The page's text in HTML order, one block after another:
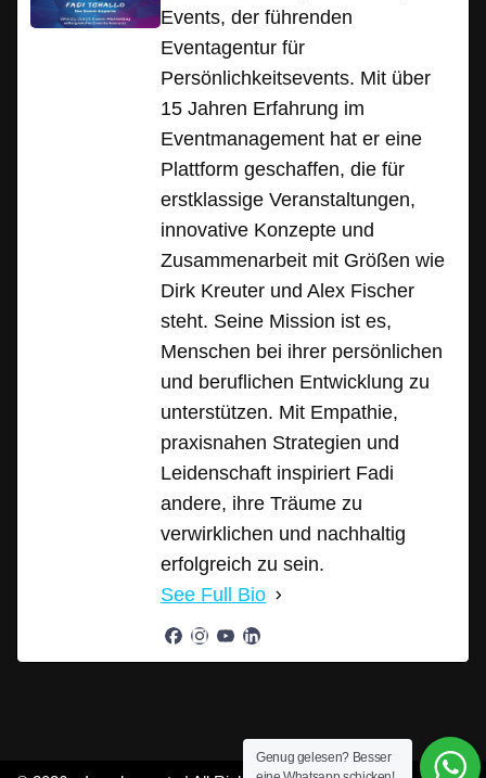
Events, der führenden
Eventagentur für
Persönlichkeitsevents. Mit über
15 Jahren Erfahrung im
Eventmanagement hat er eine
Plattform geschaffen, die für
erstklassige Veranstaltungen,
innovative Konzepte und
Zusammenarbeit mit Größen wie
Dirk Kreuter und Alex Fischer
steht. Seine Mission ist es,
Menschen bei ihrer persönlichen
und beruflichen Entwicklung zu
unterstützen. Mit Empathie,
praxisnahen Strategien und
Leidenschaft inspiriert Fadi
andere, ihre Träume zu
verwirklichen und nachhaltig
erfolgreich zu sein.
See Full Bio
Genug gelesen? Besser